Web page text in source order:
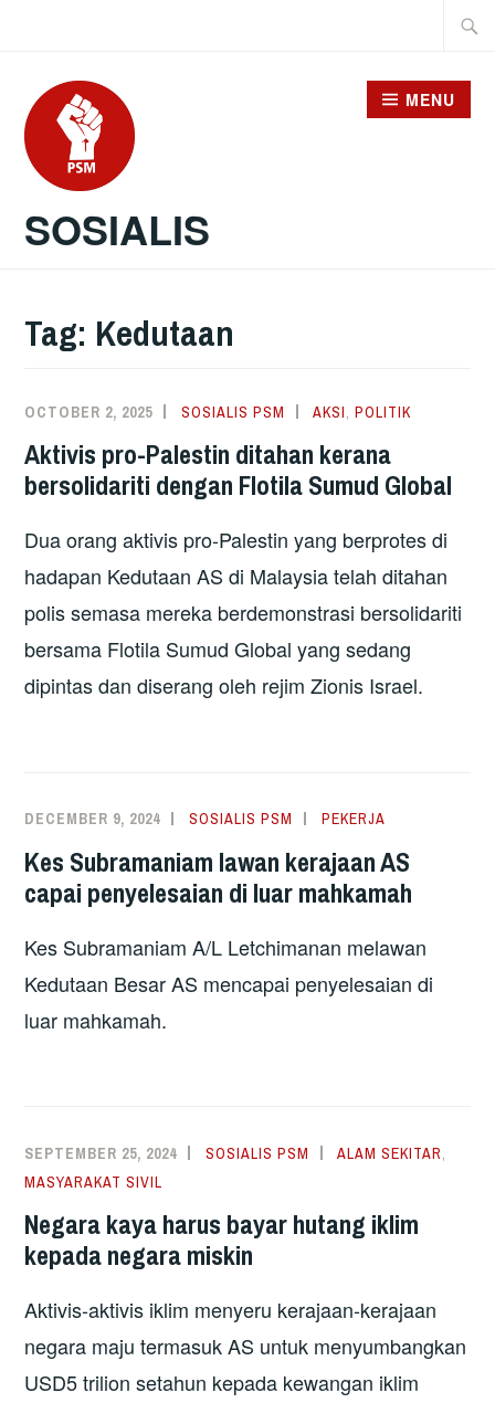
content
SOSIALIS
MENU
Tag: Kedutaan
OCTOBER 2, 2025 SOSIALIS PSM AKSI,POLITIK
Aktivis pro-Palestin ditahan kerana
bersolidariti dengan Flotila Sumud Global
Dua orang aktivis pro-Palestin yang berprotes di
hadapan Kedutaan AS di Malaysia telah ditahan
polis semasa mereka berdemonstrasi bersolidariti
bersama Flotila Sumud Global yang sedang
dipintas dan diserang oleh rejim Zionis Israel.
DECEMBER 9, 2024 SOSIALIS PSM PEKERJA
Kes Subramaniam lawan kerajaan AS
capai penyelesaian di luar mahkamah
Kes Subramaniam A/L Letchimanan melawan
Kedutaan Besar AS mencapai penyelesaian di
luar mahkamah.
SEPTEMBER 25, 2024 SOSIALIS PSM ALAM SEKITAR,
MASYARAKAT SIVIL
Negara kaya harus bayar hutang iklim
kepada negara miskin
Aktivis-aktivis iklim menyeru kerajaan-kerajaan
negara maju termasuk AS untuk menyumbangkan
USD5 trilion setahun kepada kewangan iklim